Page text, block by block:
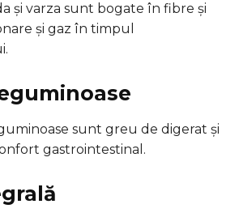
și varza sunt bogate în fibre și
și gaz în timpul
sunt greu de digerat și
gastrointestinal.